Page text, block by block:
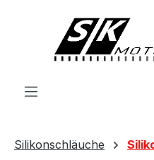
Silikonschläuche